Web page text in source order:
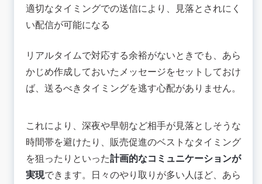
適切なタイミングでの送信により、見落とされにく
い配信が可能になる
リアルタイムで対応する余裕がないときでも、あら
かじめ作成しておいたメッセージをセットしておけ
ば、送るべきタイミングを逃す心配がありません。
これにより、深夜や早朝など相手が見落としそうな
時間帯を避けたり、販売促進のベストなタイミング
を狙ったりといった計画的なコミュニケーションが
実現できます。日々のやり取りが多い人ほど、あら